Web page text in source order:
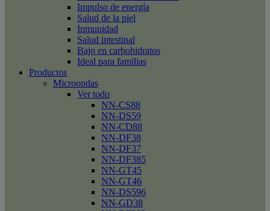
Impulso de energía
Salud de la piel
Inmunidad
Salud intestinal
Bajo en carbohidratos
Ideal para familias
Productos
Microondas
Ver todo
NN-CS88
NN-DS59
NN-CD88
NN-DF38
NN-DF37
NN-DF385
NN-GT45
NN-GT46
NN-DS596
NN-GD38